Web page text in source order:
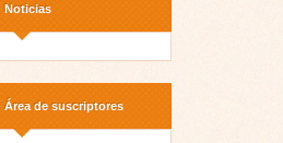
Noticias
Área de suscriptores